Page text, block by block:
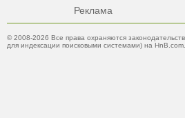
Реклама
© 2008-2026 Все права охраняются
для индексации поисковыми системами) на